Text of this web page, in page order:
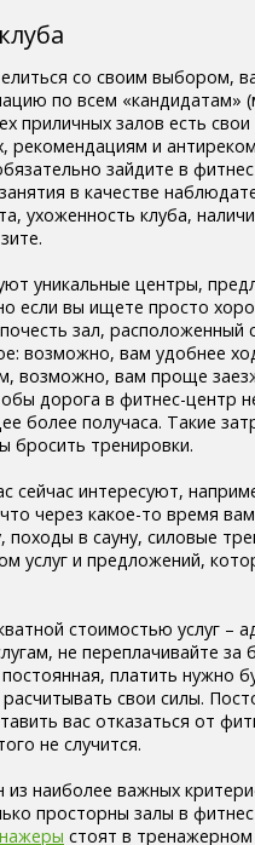
со своим выбором,
по всем «кандидатам»
приличных залов есть
и
зайдите в
в качестве
ухоженность клуба,
уникальные центры,
если вы ищете просто
зал,
возможно, вам удобнее
возможно, вам проще
дорога в фитнес-центр
более получаса. Такие
бросить тренировки.
сейчас интересуют,
через какое-то время
походы в сауну, силовые
услуг и предложений,
стоимостью услуг –
не переплачивайте
платить нужно
свои силы.
вас отказаться от
не случится.
из наиболее важных
просторны залы в
стоят в тренажерном